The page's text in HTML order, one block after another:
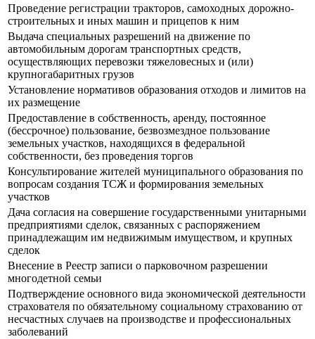
Проведение регистрации тракторов, самоходных дорожно-
строительных и иных машин и прицепов к ним
Выдача специальных разрешений на движение по
автомобильным дорогам транспортных средств,
осуществляющих перевозки тяжеловесных и (или)
крупногабаритных грузов
Установление нормативов образования отходов и лимитов на
их размещение
Предоставление в собственность, аренду, постоянное
(бессрочное) пользование, безвозмездное пользование
земельных участков, находящихся в федеральной
собственности, без проведения торгов
Консультирование жителей муниципального образования по
вопросам создания ТСЖ и формирования земельных
участков
Дача согласия на совершение государственными унитарными
предприятиями сделок, связанных с распоряжением
принадлежащим им недвижимым имуществом, и крупных
сделок
Внесение в Реестр записи о парковочном разрешении
многодетной семьи
Подтверждение основного вида экономической деятельности
страхователя по обязательному социальному страхованию от
несчастных случаев на производстве и профессиональных
заболеваний